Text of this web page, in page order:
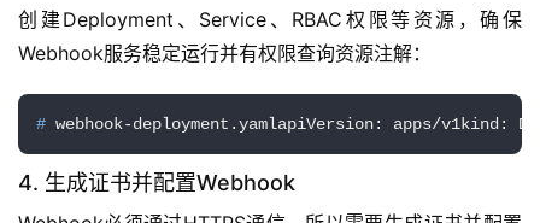
创建Deployment、Service、RBAC权限等资源，确保
Webhook服务稳定运行并有权限查询资源注解：
# webhook-deployment.yamlapiVersion: apps/v1kind:
4. 生成证书并配置Webhook